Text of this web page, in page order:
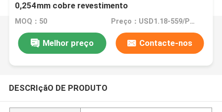
0,254mm cobre revestimento
MOQ：50 Preço：USD1.18-559/PCS
Melhor preço Contacte-nos
DESCRIçãO DE PRODUTO